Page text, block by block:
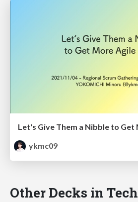
Let's Give Them a Nibble to Get
ykmc09
Other Decks in